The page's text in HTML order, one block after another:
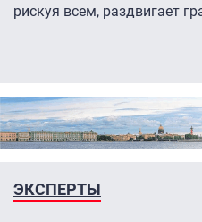
рискуя всем, раздвигает
ЭКСПЕРТЫ